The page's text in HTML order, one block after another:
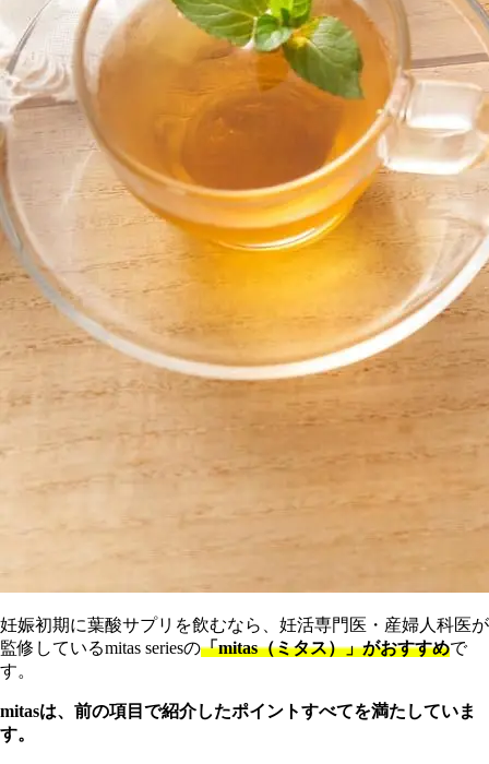
妊娠初期に葉酸サプリを飲むなら、妊活専門医・産婦人科医が
監修しているmitas seriesの「mitas（ミタス）」がおすすめで
す。
mitasは、前の項目で紹介したポイントすべてを満たしていま
す。